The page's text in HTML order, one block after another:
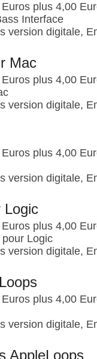
plus 4,00
Interface
version digitale,
Mac
plus 4,00
version digitale,
plus 4,00
version digitale,
Logic
plus 4,00
Logic
version digitale,
plus 4,00
version digitale,
AppleLoops